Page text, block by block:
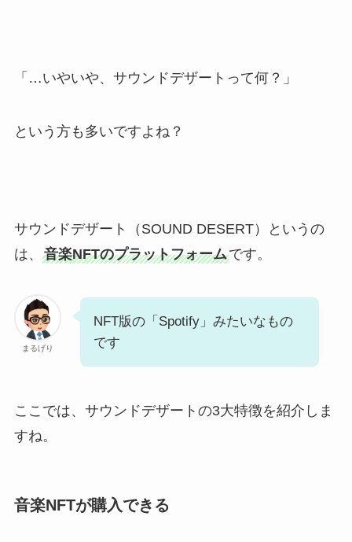
「…いやいや、サウンドデザートって何？」
という方も多いですよね？
サウンドデザート（SOUND DESERT）というの
は、 音楽NFTのプラットフォームです。
まるげり
NFT版の「Spotify」みたいなもの
です
ここでは、サウンドデザートの3大特徴を紹介しま
すね。
音楽NFTが購入できる